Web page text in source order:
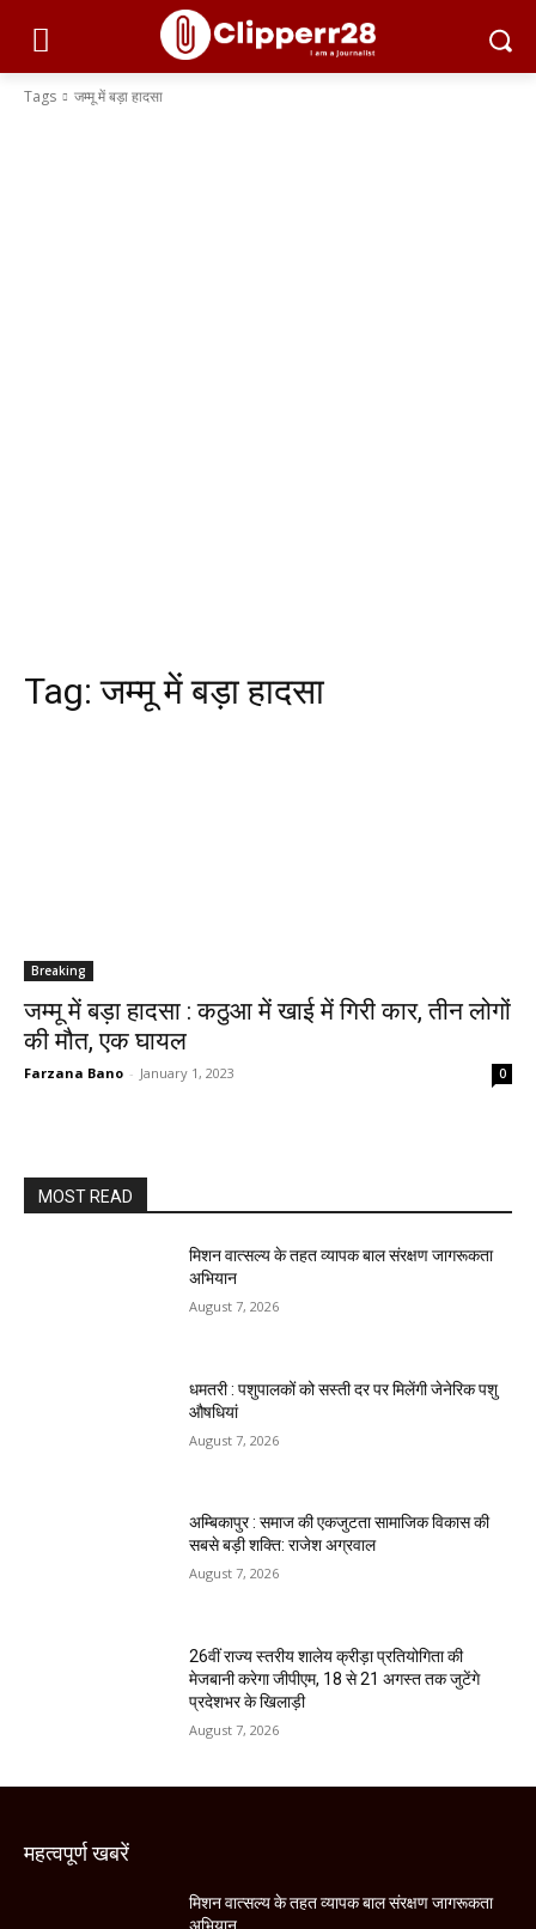
Tags जम्मू में बड़ा हादसा
Tag:जम्मू में बड़ा हादसा
Breaking
जम्मू में बड़ा हादसा : कठुआ में खाई में गिरी कार, तीन लोगों
की मौत, एक घायल
Farzana Bano - January 1, 2023 0
MOST READ
मिशन वात्सल्य के तहत व्यापक बाल संरक्षण जागरूकता
अभियान
August 7, 2026
धमतरी : पशुपालकों को सस्ती दर पर मिलेंगी जेनेरिक पशु
औषधियां
August 7, 2026
अम्बिकापुर : समाज की एकजुटता सामाजिक विकास की
सबसे बड़ी शक्ति: राजेश अग्रवाल
August 7, 2026
26वीं राज्य स्तरीय शालेय क्रीड़ा प्रतियोगिता की
मेजबानी करेगा जीपीएम, 18 से 21 अगस्त तक जुटेंगे
प्रदेशभर के खिलाड़ी
August 7, 2026
महत्वपूर्ण खबरें
मिशन वात्सल्य के तहत व्यापक बाल संरक्षण जागरूकता
अभियान